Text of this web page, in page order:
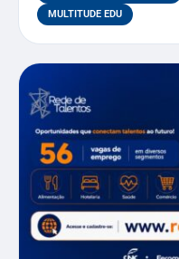
MULTITUDE EDU